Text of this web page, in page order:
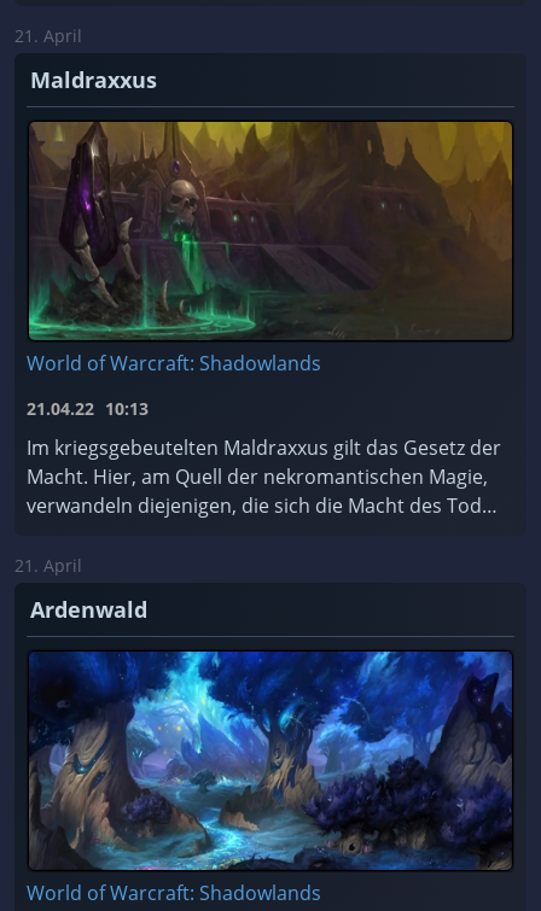
...
21. April
Maldraxxus
World of Warcraft: Shadowlands
21.04.22 10:13
Im kriegsgebeutelten Maldraxxus gilt das Gesetz der
Macht. Hier, am Quell der nekromantischen Magie,
verwandeln diejenigen, die sich die Macht des Todes
21. April
Ardenwald
World of Warcraft: Shadowlands